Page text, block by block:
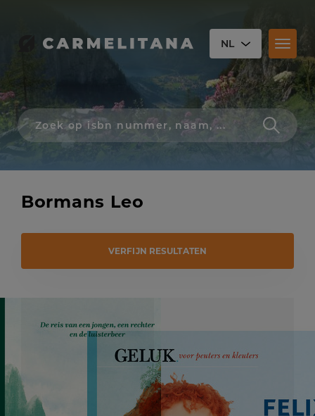
NL
Zoek
op
isbn
schrijver,
of
Bormans Leo
VERFIJN RESULTATEN